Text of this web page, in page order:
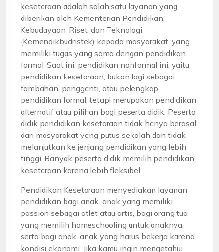
kesetaraan adalah salah satu layanan yang
diberikan oleh Kementerian Pendidikan,
Kebudayaan, Riset, dan Teknologi
(Kemendikbudristek) kepada masyarakat, yang
memiliki tugas yang sama dengan pendidikan
formal. Saat ini, pendidikan nonformal ini, yaitu
pendidikan kesetaraan, bukan lagi sebagai
tambahan, pengganti, atau pelengkap
pendidikan formal, tetapi merupakan pendidikan
alternatif atau pilihan bagi peserta didik. Peserta
didik pendidikan kesetaraan tidak hanya berasal
dari masyarakat yang putus sekolah dan tidak
melanjutkan ke jenjang pendidikan yang lebih
tinggi. Banyak peserta didik memilih pendidikan
kesetaraan karena lebih fleksibel.
Pendidikan Kesetaraan menyediakan layanan
pendidikan bagi anak-anak yang memiliki
passion sebagai atlet atau artis, bagi orang tua
yang memilih homeschooling untuk anaknya,
serta bagi anak-anak yang harus bekerja karena
kondisi ekonomi. Jika kamu ingin mengetahui